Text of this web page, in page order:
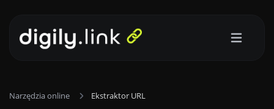
Narzędzia online Ekstraktor URL